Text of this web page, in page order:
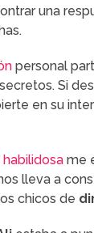
una
personal
Si
en su
me
lleva a
chicos de